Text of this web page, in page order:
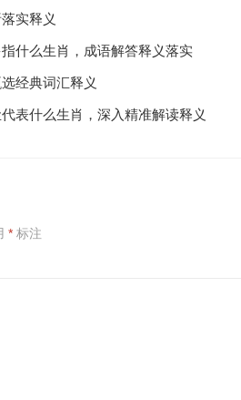
实释义
什么生肖，成语解答释义落实
经典词汇释义
表什么生肖，深入精准解读释义
* 标注